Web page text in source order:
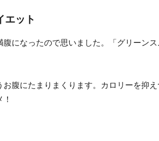
エット
になったので思いました。「グリーン
腹にたまりまくります。カロリーを抑